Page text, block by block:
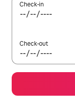
Check-in
Check-out